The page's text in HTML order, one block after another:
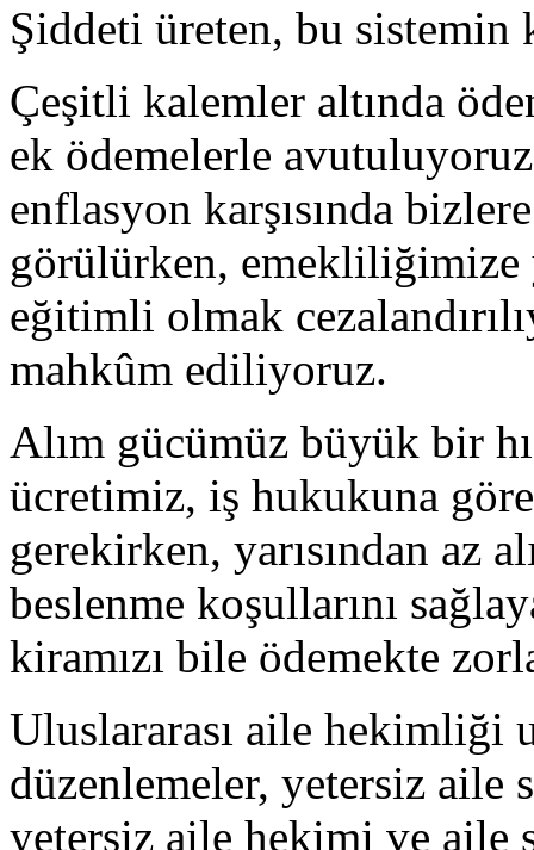
Şiddeti üreten, bu
Çeşitli kalemler altında
ek ödemelerle
enflasyon karşısında
görülürken, emekliliğimize
eğitimli olmak
mahkûm ediliyoruz.
Alım gücümüz büyük bir
ücretimiz, iş hukukuna
gerekirken, yarısından az
beslenme koşullarını
kiramızı bile ödemekte
Uluslararası aile hekimliği
düzenlemeler, yetersiz aile
yetersiz aile hekimi ve aile